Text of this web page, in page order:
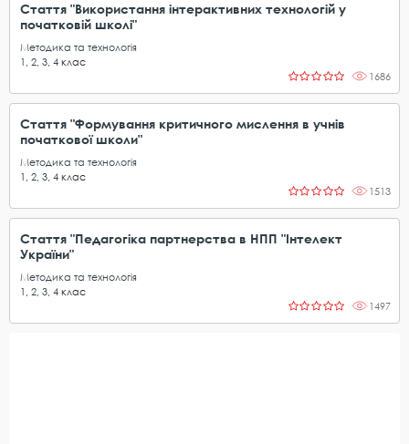
Стаття "Використання інтерактивних технологій у
початковій школі"
Методика та технологія
1
2 3 4 клас
1686
Стаття "Формування критичного мислення в учнів
початкової школи"
Методика та технологія
1
2 3 4 клас
1513
Стаття "Педагогіка партнерства в НПП "Інтелект
України"
Методика та технологія
1
2 3 4 клас
1497